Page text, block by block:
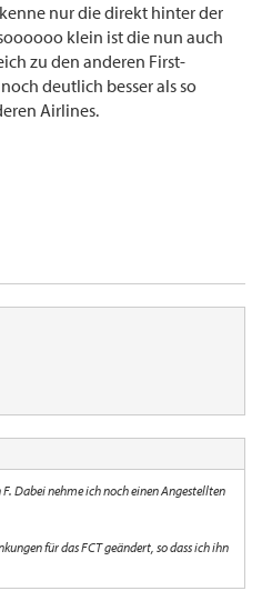
nur die direkt hinter der
klein ist die nun auch
zu den anderen First-
deutlich besser als so
Airlines.
Dabei nehme ich noch einen Angestellten
für das FCT geändert, so dass ich ihn